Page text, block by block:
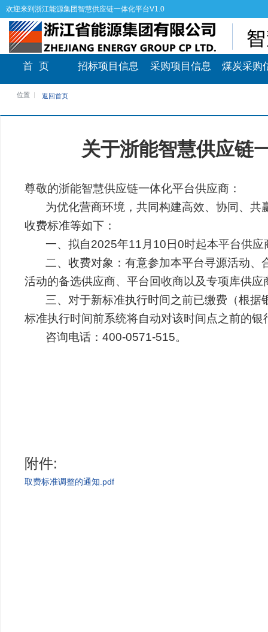
欢迎来到浙江能源集团智慧供应链一体化平台V1.0
首 页 招标项目信息 采购项目信息 煤炭采购
位置 返回首页
关于浙能智慧供应链
尊敬的浙能智慧供应链一体化平台供应商：
为优化营商环境，共同构建高效、协同、共
收费标准等如下：
一、拟自2025年11月10日0时起本平台供应
二、收费对象：有意参加本平台寻源活动、
活动的备选供应商、平台回收商以及专项库供应
三、对于新标准执行时间之前已缴费（根据
标准执行时间前系统将自动对该时间点之前的
咨询电话：400-0571-515。
附件:
取费标准调整的通知.pdf